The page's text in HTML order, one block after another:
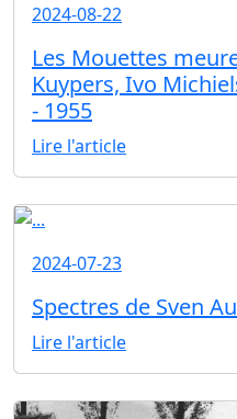
2024-08-22
Les Mouettes
Kuypers, Ivo
- 1955
Lire l'article
2024-07-23
Spectres de Sven
Lire l'article